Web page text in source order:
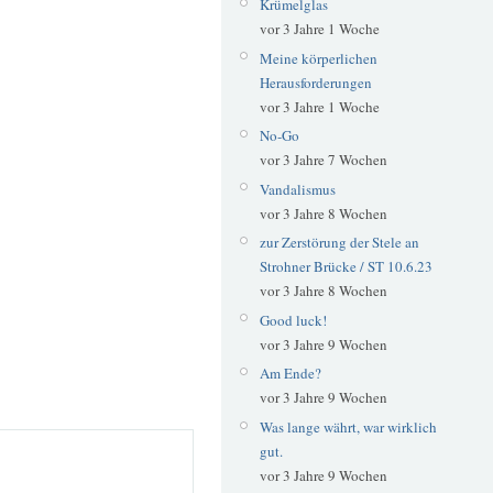
Krümelglas
vor 3 Jahre 1 Woche
Meine körperlichen
Herausforderungen
vor 3 Jahre 1 Woche
No-Go
vor 3 Jahre 7 Wochen
Vandalismus
vor 3 Jahre 8 Wochen
zur Zerstörung der Stele an
Strohner Brücke / ST 10.6.23
vor 3 Jahre 8 Wochen
Good luck!
vor 3 Jahre 9 Wochen
Am Ende?
vor 3 Jahre 9 Wochen
Was lange währt, war wirklich
gut.
vor 3 Jahre 9 Wochen